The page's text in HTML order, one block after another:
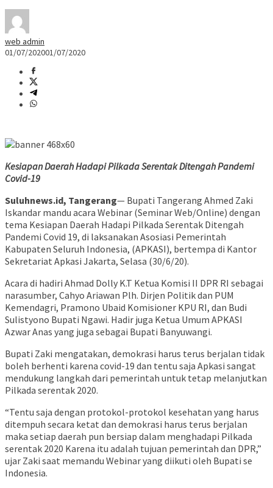
web admin
01/07/202001/07/2020
Kesiapan Daerah Hadapi Pilkada Serentak Ditengah Pandemi
Covid-19
Suluhnews.id, Tangerang— Bupati Tangerang Ahmed Zaki
Iskandar mandu acara Webinar (Seminar Web/Online) dengan
tema Kesiapan Daerah Hadapi Pilkada Serentak Ditengah
Pandemi Covid 19, di laksanakan Asosiasi Pemerintah
Kabupaten Seluruh Indonesia, (APKASI), bertempa di Kantor
Sekretariat Apkasi Jakarta, Selasa (30/6/20).
Acara di hadiri Ahmad Dolly K.T Ketua Komisi II DPR RI sebagai
narasumber, Cahyo Ariawan Plh. Dirjen Politik dan PUM
Kemendagri, Pramono Ubaid Komisioner KPU RI, dan Budi
Sulistyono Bupati Ngawi. Hadir juga Ketua Umum APKASI
Azwar Anas yang juga sebagai Bupati Banyuwangi.
Bupati Zaki mengatakan, demokrasi harus terus berjalan tidak
boleh berhenti karena covid-19 dan tentu saja Apkasi sangat
mendukung langkah dari pemerintah untuk tetap melanjutkan
Pilkada serentak 2020.
“Tentu saja dengan protokol-protokol kesehatan yang harus
ditempuh secara ketat dan demokrasi harus terus berjalan
maka setiap daerah pun bersiap dalam menghadapi Pilkada
serentak 2020 Karena itu adalah tujuan pemerintah dan DPR,”
ujar Zaki saat memandu Webinar yang diikuti oleh Bupati se
Indonesia.